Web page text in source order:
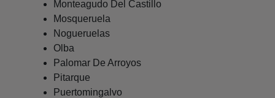
Monteagudo Del Castillo
Mosqueruela
Nogueruelas
Olba
Palomar De Arroyos
Pitarque
Puertomingalvo